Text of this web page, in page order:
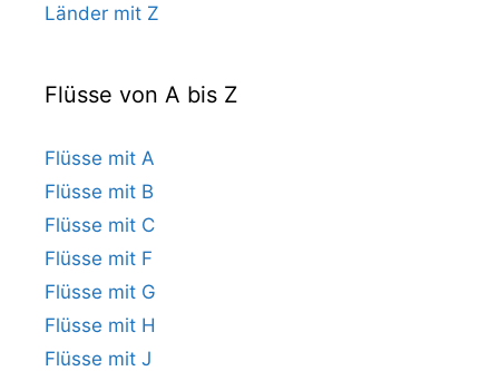
Länder mit Z
Flüsse von A bis Z
Flüsse mit A
Flüsse mit B
Flüsse mit C
Flüsse mit F
Flüsse mit G
Flüsse mit H
Flüsse mit J